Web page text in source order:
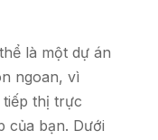
là một dự án
ngoan, vì
thị trực
của bạn. Dưới